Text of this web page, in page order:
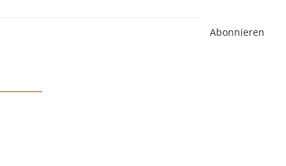
Abonnieren